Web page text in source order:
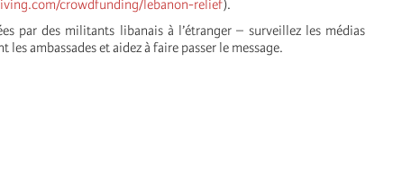
crowdfunding/lebanon-relief).
par des militants libanais à l’étranger – surveillez les médias
ambassades et aidez à faire passer le message.